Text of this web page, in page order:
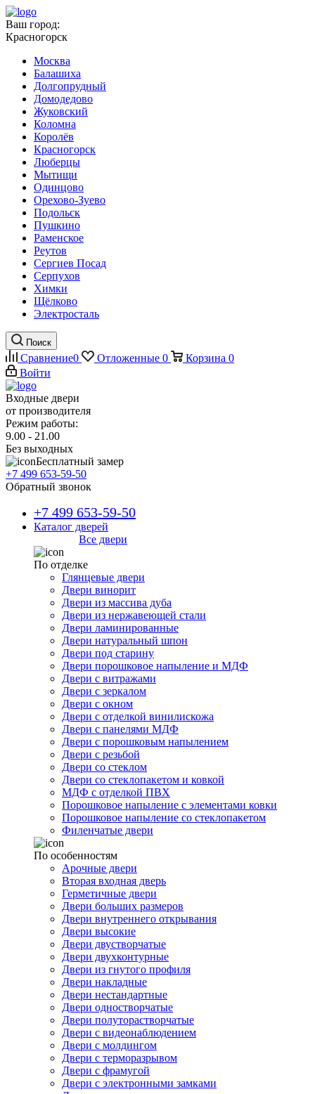
Ваш город:
Красногорск
Москва
Балашиха
Долгопрудный
Домодедово
Жуковский
Коломна
Королёв
Красногорск
Люберцы
Мытищи
Одинцово
Орехово-Зуево
Подольск
Пушкино
Раменское
Реутов
Сергиев Посад
Серпухов
Химки
Щёлково
Электросталь
Поиск
Сравнение0 Отложенные 0 Корзина 0
Войти
Входные двери
от производителя
Режим работы:
9.00 - 21.00
Без выходных
Бесплатный замер
+7 499 653-59-50
Обратный звонок
+7 499 653-59-50
Каталог дверей
Все двери
По отделке
Глянцевые двери
Двери винорит
Двери из массива дуба
Двери из нержавеющей стали
Двери ламинированные
Двери натуральный шпон
Двери под старину
Двери порошковое напыление и МДФ
Двери с витражами
Двери с зеркалом
Двери с окном
Двери с отделкой винилискожа
Двери с панелями МДФ
Двери с порошковым напылением
Двери с резьбой
Двери со стеклом
Двери со стеклопакетом и ковкой
МДФ с отделкой ПВХ
Порошковое напыление с элементами ковки
Порошковое напыление со стеклопакетом
Филенчатые двери
По особенностям
Арочные двери
Вторая входная дверь
Герметичные двери
Двери больших размеров
Двери внутреннего открывания
Двери высокие
Двери двустворчатые
Двери двухконтурные
Двери из гнутого профиля
Двери накладные
Двери нестандартные
Двери одностворчатые
Двери полуторастворчатые
Двери с видеонаблюдением
Двери с молдингом
Двери с терморазрывом
Двери с фрамугой
Двери с электронными замками